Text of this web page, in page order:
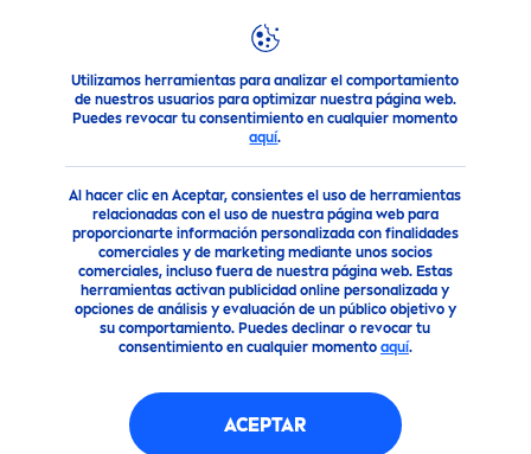
Utilizamos herramientas para analizar el comportamiento
de nuestros usuarios para optimizar nuestra página web.
Puedes revocar tu consentimiento en cualquier momento
aquí.
Al hacer clic en Aceptar, consientes el uso de herramientas
relacionadas con el uso de nuestra página web para
proporcionarte información personalizada con finalidades
comerciales y de marketing mediante unos socios
comerciales, incluso fuera de nuestra página web. Estas
herramientas activan publicidad online personalizada y
opciones de análisis y evaluación de un público objetivo y
su comportamiento. Puedes declinar o revocar tu
consentimiento en cualquier momento aquí.
ACEPTAR
Nuestros Productos Cuidado Facial Cuidado facial
(737)
CREMALUMINOUS630 ANTI-
MANCHAS FP50 (40 ML)